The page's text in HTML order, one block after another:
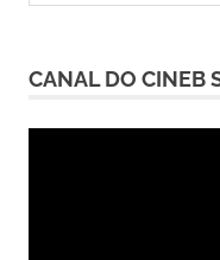
CANAL DO CINEB